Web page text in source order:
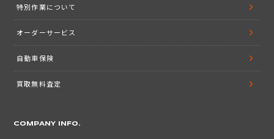
特別作業について
オーダーサービス
自動車保険
買取無料査定
COMPANY INFO.